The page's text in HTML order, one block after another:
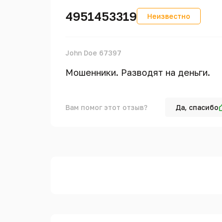
4951453319 Неизвестно
John Doe 67397
Мошенники. Разводят на деньги.
Вам помог этот отзыв? Да, спасибо